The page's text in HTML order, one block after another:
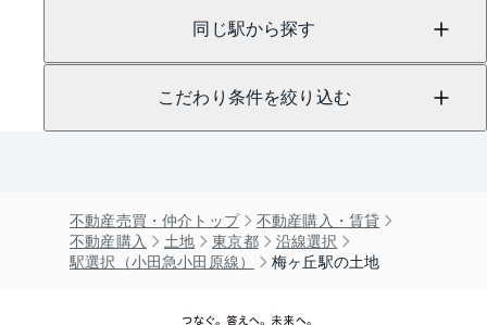
同じ駅から探す
こだわり条件を絞り込む
不動産売買・仲介トップ
不動産購入・賃貸
不動産購入
土地 東京都
沿線選択
駅選択（小田急小田原線）
梅ヶ丘駅の土地